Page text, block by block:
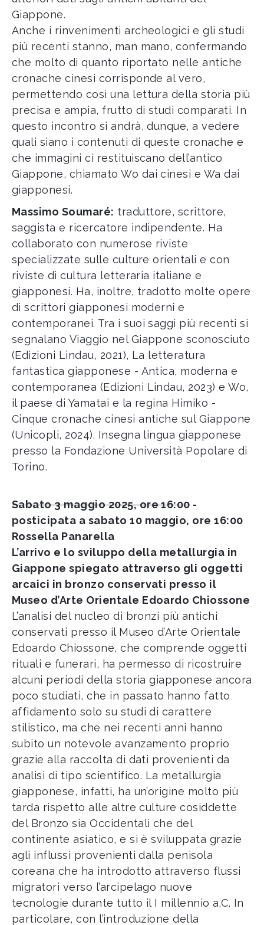
Giappone.
Anche i rinvenimenti archeologici e gli studi
più recenti stanno, man mano, confermando
che molto di quanto riportato nelle antiche
cronache cinesi corrisponde al vero,
permettendo così una lettura della storia più
precisa e ampia, frutto di studi comparati. In
questo incontro si andrà, dunque, a vedere
quali siano i contenuti di queste cronache e
che immagini ci restituiscano dell’antico
Giappone, chiamato Wo dai cinesi e Wa dai
giapponesi.
Massimo Soumaré: traduttore, scrittore,
saggista e ricercatore indipendente. Ha
collaborato con numerose riviste
specializzate sulle culture orientali e con
riviste di cultura letteraria italiane e
giapponesi. Ha, inoltre, tradotto molte opere
di scrittori giapponesi moderni e
contemporanei. Tra i suoi saggi più recenti si
segnalano Viaggio nel Giappone sconosciuto
(Edizioni Lindau, 2021), La letteratura
fantastica giapponese - Antica, moderna e
contemporanea (Edizioni Lindau, 2023) e Wo,
il paese di Yamatai e la regina Himiko -
Cinque cronache cinesi antiche sul Giappone
(Unicopli, 2024). Insegna lingua giapponese
presso la Fondazione Università Popolare di
Torino.
Sabato 3 maggio 2025, ore 16:00-
posticipata a sabato 10 maggio, ore 16:00
Rossella Panarella
L’arrivo e lo sviluppo della metallurgia in
Giappone spiegato attraverso gli oggetti
arcaici in bronzo conservati presso il
Museo d’Arte Orientale Edoardo Chiossone
L’analisi del nucleo di bronzi più antichi
conservati presso il Museo d’Arte Orientale
Edoardo Chiossone, che comprende oggetti
rituali e funerari, ha permesso di ricostruire
alcuni periodi della storia giapponese ancora
poco studiati, che in passato hanno fatto
affidamento solo su studi di carattere
stilistico, ma che nei recenti anni hanno
subito un notevole avanzamento proprio
grazie alla raccolta di dati provenienti da
analisi di tipo scientifico. La metallurgia
giapponese, infatti, ha un’origine molto più
tarda rispetto alle altre culture cosiddette
del Bronzo sia Occidentali che del
continente asiatico, e si è sviluppata grazie
agli influssi provenienti dalla penisola
coreana che ha introdotto attraverso flussi
migratori verso l’arcipelago nuove
tecnologie durante tutto il I millennio a.C. In
particolare, con l’introduzione della